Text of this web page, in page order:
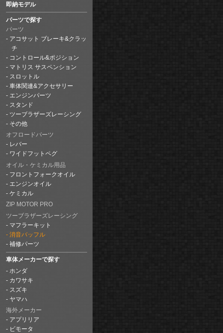
即納モデル
パーツで探す
パーツ
アコサット ブレーキ&クラッ
チ
コントロール&ポジション
マトリス サスペンション
スロットル
車体関連&アクセサリー
エンジンパーツ
スタンド
ツーブラザーズレーシング
その他
オフロードパーツ
レバー
ワイドフットペグ
オイル・ケミカル用品
フロントフォークオイル
エンジンオイル
ケミカル
ZIP MOTOR PRO
ツーブラザーズレーシング
マフラーキット
消音バッフル
補修パーツ
車体メーカーで探す
ホンダ
カワサキ
スズキ
ヤマハ
海外メーカー
アプリリア
ビモータ